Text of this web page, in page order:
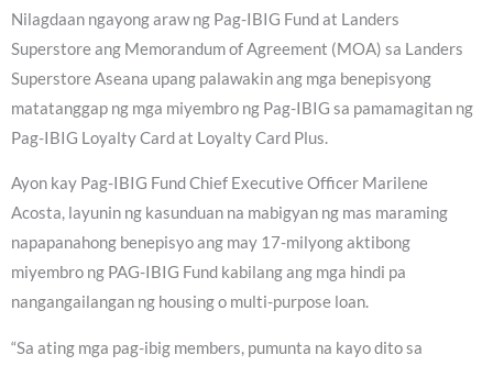
Nilagdaan ngayong araw ng Pag-IBIG Fund at Landers
Superstore ang Memorandum of Agreement (MOA) sa Landers
Superstore Aseana upang palawakin ang mga benepisyong
matatanggap ng mga miyembro ng Pag-IBIG sa pamamagitan ng
Pag-IBIG Loyalty Card at Loyalty Card Plus.
Ayon kay Pag-IBIG Fund Chief Executive Officer Marilene
Acosta, layunin ng kasunduan na mabigyan ng mas maraming
napapanahong benepisyo ang may 17-milyong aktibong
miyembro ng PAG-IBIG Fund kabilang ang mga hindi pa
nangangailangan ng housing o multi-purpose loan.
“Sa ating mga pag-ibig members, pumunta na kayo dito sa